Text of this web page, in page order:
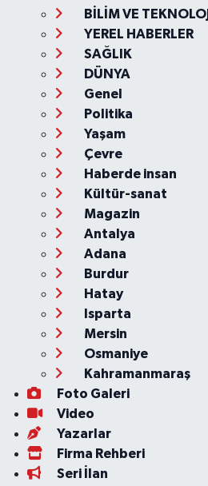
BİLİM VE TEKNOLOJİ
YEREL HABERLER
SAĞLIK
DÜNYA
Genel
Politika
Yaşam
Çevre
Haberde insan
Kültür-sanat
Magazin
Antalya
Adana
Burdur
Hatay
Isparta
Mersin
Osmaniye
Kahramanmaraş
Foto Galeri
Video
Yazarlar
Firma Rehberi
Seri İlan